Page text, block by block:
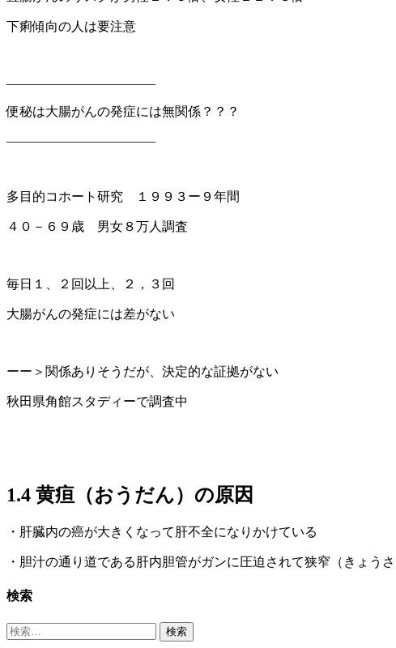
下痢傾向の人は要注意
———————————–
便秘は大腸がんの発症には無関係？？？
———————————–
多目的コホート研究 １９９３ー９年間
４０－６９歳 男女８万人調査
毎日１、２回以上、２，３回
大腸がんの発症には差がない
ーー＞関係ありそうだが、決定的な証拠がない
秋田県角館スタディーで調査中
1.4 黄疸（おうだん）の原因
・肝臓内の癌が大きくなって肝不全になりかけている
・胆汁の通り道である肝内胆管がガンに圧迫されて狭窄（きょう
検索
検